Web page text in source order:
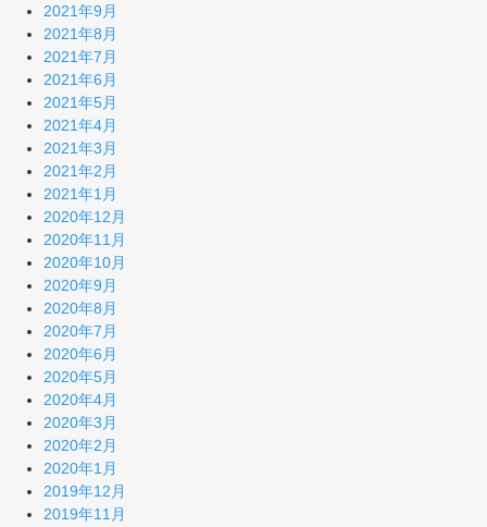
2021年9月
2021年8月
2021年7月
2021年6月
2021年5月
2021年4月
2021年3月
2021年2月
2021年1月
2020年12月
2020年11月
2020年10月
2020年9月
2020年8月
2020年7月
2020年6月
2020年5月
2020年4月
2020年3月
2020年2月
2020年1月
2019年12月
2019年11月